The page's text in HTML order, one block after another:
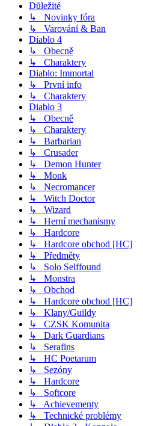
Důležité
↳ Novinky fóra
↳ Varování & Ban
Diablo 4
↳ Obecně
↳ Charaktery
Diablo: Immortal
↳ První info
↳ Charaktery
Diablo 3
↳ Obecně
↳ Charaktery
↳ Barbarian
↳ Crusader
↳ Demon Hunter
↳ Monk
↳ Necromancer
↳ Witch Doctor
↳ Wizard
↳ Herní mechanismy
↳ Hardcore
↳ Hardcore obchod [HC]
↳ Předměty
↳ Solo Selffound
↳ Monstra
↳ Obchod
↳ Hardcore obchod [HC]
↳ Klany/Guildy
↳ CZSK Komunita
↳ Dark Guardians
↳ Serafins
↳ HC Poetarum
↳ Sezóny
↳ Hardcore
↳ Softcore
↳ Achievementy
↳ Technické problémy